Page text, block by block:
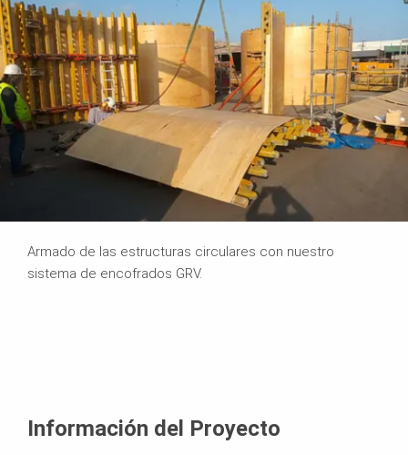
Armado de las estructuras circulares con nuestro
sistema de encofrados GRV.
Información del Proyecto